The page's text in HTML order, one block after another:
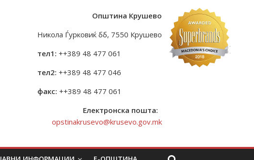
Општина Крушево
Никола Ѓурковиќ бб, 7550 Крушево
тел1: ++389 48 477 061
тел2: ++389 48 477 046
факс: ++389 48 477 061
Електронска пошта:
opstinakrusevo@krusevo.gov.mk